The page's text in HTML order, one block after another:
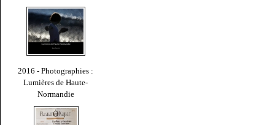
2016 - Photographies :
Lumières de Haute-
Normandie